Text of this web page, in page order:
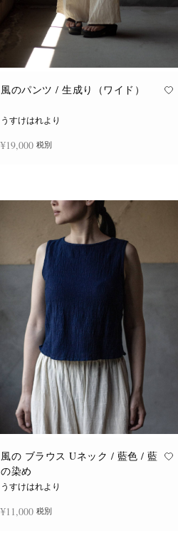
風のパンツ / 生成り（ワイド）
うすけはれより
¥19,000 税別
風の ブラウス Uネック / 藍色 / 藍
の染め
うすけはれより
¥11,000 税別